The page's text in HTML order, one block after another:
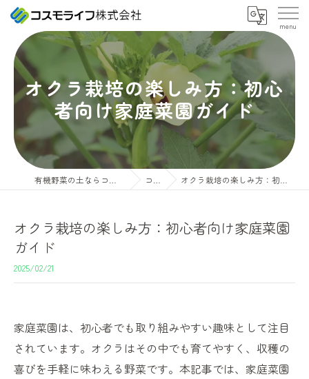
オクラ栽培の楽しみ方：初心
者向け家庭菜園ガイド
コラム オクラ栽培の楽しみ方：初心者向け家庭菜園ガイド
オクラ栽培の楽しみ方：初心者向け家庭菜園
ガイド
2025/02/21
家庭菜園は、初心者でも取り組みやすい趣味として注目
されています。オクラはその中でも育てやすく、収穫の
喜びを手軽に味わえる野菜です。本記事では、家庭菜園